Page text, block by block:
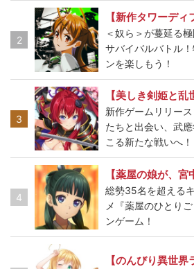
2
【新作タワーディ
＜奴ら＞が蔓延る
サバイバルバトル
ンを楽しもう！
3
【美しき剣姫と乱
新作ゲームリリー
たちと出会い、武
こる新たな戦いへ！
4
【薬屋の娘が、宮
総勢35名を超える
メ『薬屋のひとり
ンゲーム！
【のんびり異世界